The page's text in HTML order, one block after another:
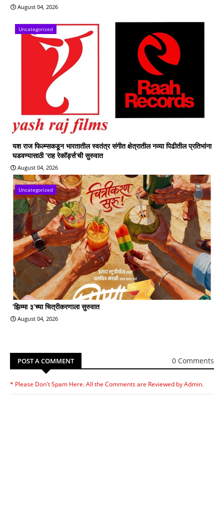
August 04, 2026
Uncategorized
यश राज फिल्म्सकडून भारतातील स्वतंत्र संगीत क्षेत्रातील नव्या पिढीतील प्रतिभांना
घडवण्यासाठी ‘राह रेकॉर्ड्स’ची सुरुवात
August 04, 2026
Uncategorized
‘झिम्मा ३’च्या चित्रीकरणाला सुरुवात
August 04, 2026
POST A COMMENT 0 Comments
* Please Don't Spam Here. All the Comments are Reviewed by Admin.